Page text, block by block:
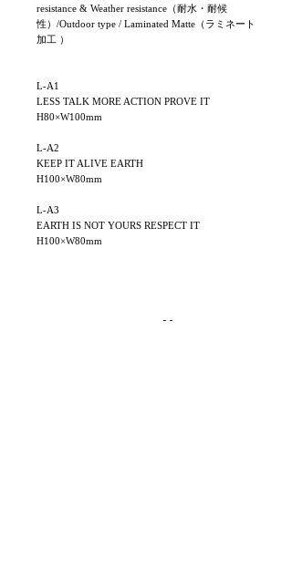
resistance & Weather resistance（耐水・耐候
性）/Outdoor type / Laminated Matte（ラミネート
加工 ）
L-A1
LESS TALK MORE ACTION PROVE IT
H80×W100mm
L-A2
KEEP IT ALIVE EARTH
H100×W80mm
L-A3
EARTH IS NOT YOURS RESPECT IT
H100×W80mm
Best Sellers